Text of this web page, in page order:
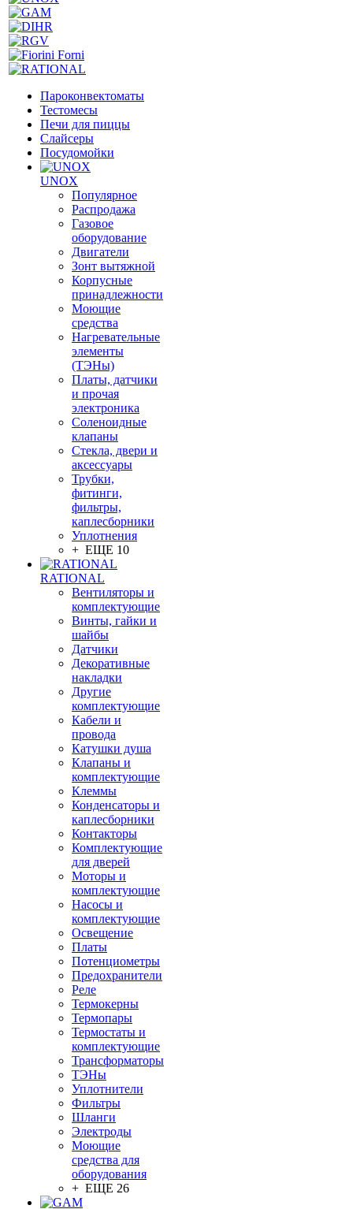
Пароконвектоматы
Тестомесы
Печи для пиццы
Слайсеры
Посудомойки
UNOX
Популярное
Распродажа
Газовое
оборудование
Двигатели
Зонт вытяжной
Корпусные
принадлежности
Моющие
средства
Нагревательные
элементы
(ТЭНы)
Платы, датчики
и прочая
электроника
Соленоидные
клапаны
Стекла, двери и
аксессуары
Трубки,
фитинги,
фильтры,
каплесборники
Уплотнения
+ ЕЩЕ 10
RATIONAL
Вентиляторы и
комплектующие
Винты, гайки и
шайбы
Датчики
Декоративные
накладки
Другие
комплектующие
Кабели и
провода
Катушки душа
Клапаны и
комплектующие
Клеммы
Конденсаторы и
каплесборники
Контакторы
Комплектующие
для дверей
Моторы и
комплектующие
Насосы и
комплектующие
Освещение
Платы
Потенциометры
Предохранители
Реле
Термокерны
Термопары
Термостаты и
комплектующие
Трансформаторы
ТЭНы
Уплотнители
Фильтры
Шланги
Электроды
Моющие
средства для
оборудования
+ ЕЩЕ 26